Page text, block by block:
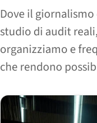
Dove il
studio di audit
organizziamo e
che rendono